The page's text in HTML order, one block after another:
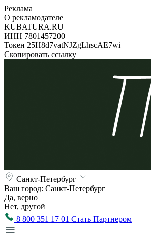
Реклама
О рекламодателе
KUBATURA.RU
ИНН 7801457200
Токен 25H8d7vatNJZgLhscAE7wi
Скопировать ссылку
Санкт-Петербург
Ваш город: Санкт-Петербург
Да, верно
Нет, другой
8 800 351 17 01 Стать Партнером